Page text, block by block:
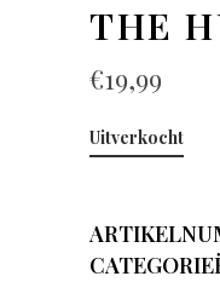
THE
€19,99
Uitverkocht